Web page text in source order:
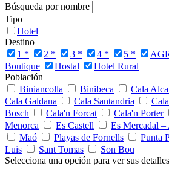
Búsqueda por nombre
Tipo
Hotel
Destino
1 *
2 * 3 * 4 * 5 *
Boutique
Hostal
Hotel Rural
Población
Biniancolla
Binibeca Cala
Cala Galdana
Cala Santandria
Bosch
Cala'n Forcat Cala'n Porter
Menorca
Es Castell Es Mercadal –
Maó
Playas de Fornells Punta
Luis
Sant Tomas
Son Bou
Selecciona una opción para ver sus detalles